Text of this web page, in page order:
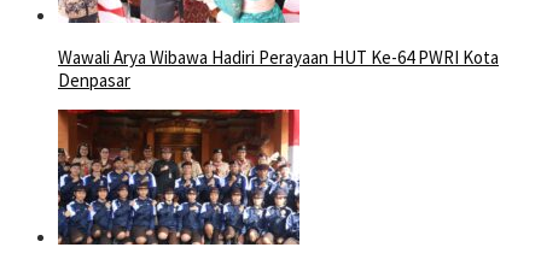
Wawali Arya Wibawa Hadiri Perayaan HUT Ke-64 PWRI Kota
Denpasar